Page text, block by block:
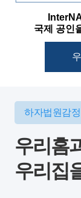
국제 공인
하자법원감
우리홈
우리집